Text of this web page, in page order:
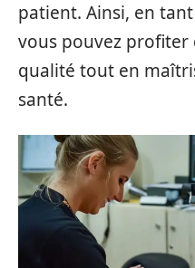
patient. Ainsi, en
vous pouvez profiter
qualité tout en
santé.